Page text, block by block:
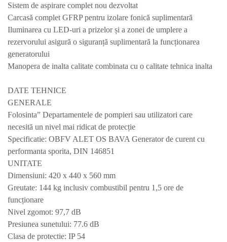
Sistem de aspirare complet nou dezvoltat
Carcasă complet GFRP pentru izolare fonică suplimentară
Iluminarea cu LED-uri a prizelor și a zonei de umplere a
rezervorului asigură o siguranță suplimentară la funcționarea
generatorului
Manopera de inalta calitate combinata cu o calitate tehnica inalta
DATE TEHNICE
GENERALE
Folosinta” Departamentele de pompieri sau utilizatori care
necesită un nivel mai ridicat de protecție
Specificatie: OBFV ALET OS BAVA Generator de curent cu
performanta sporita, DIN 146851
UNITATE
Dimensiuni: 420 x 440 x 560 mm
Greutate: 144 kg inclusiv combustibil pentru 1,5 ore de
funcționare
Nivel zgomot: 97,7 dB
Presiunea sunetului: 77.6 dB
Clasa de protectie: IP 54